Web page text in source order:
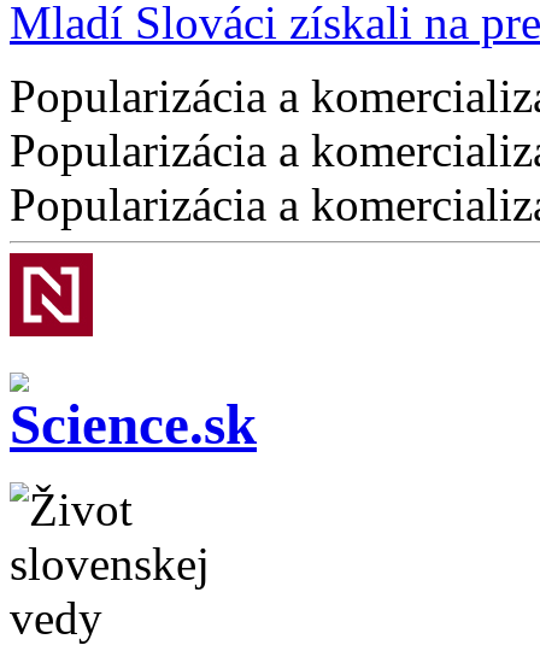
Mladí Slováci získali na
Popularizácia a
Popularizácia a
Popularizácia a